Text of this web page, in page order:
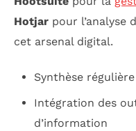
Hotjar pour
cet arsenal digital.
Synthèse
Intégration des
d’information